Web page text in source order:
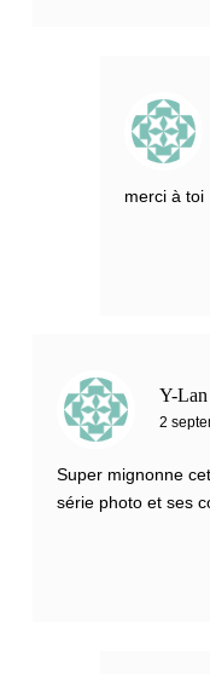
merci à toi
Y-Lan
2
Super mignonne
série photo et ses